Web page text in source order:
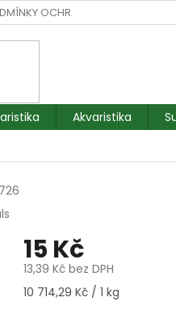
OCHRANY OSOBNÍCH
Akvaristika
15 Kč
13,39 Kč bez DPH
Měrná
10 714,29 Kč / 1 kg